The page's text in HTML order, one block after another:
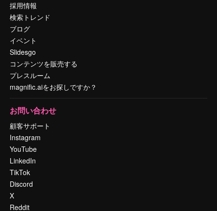
採用情報
検索トレンド
ブログ
イベント
Slidesgo
コンテンツを販売する
プレスルーム
magnific.aiをお探しですか？
お問い合わせ
顧客サポート
Instagram
YouTube
LinkedIn
TikTok
Discord
X
Reddit